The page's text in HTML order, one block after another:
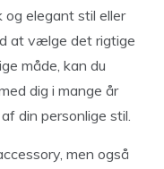
og elegant stil eller
at vælge det rigtige
måde, kan du
dig i mange år
din personlige stil.
men også